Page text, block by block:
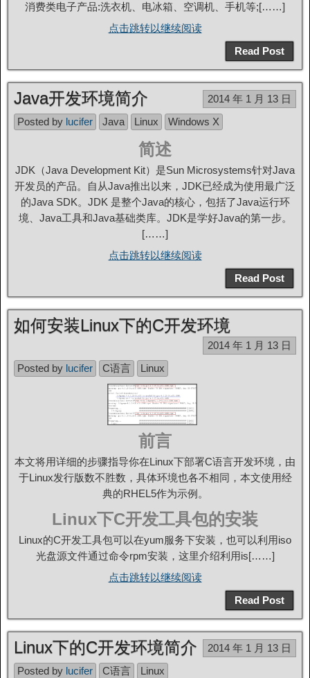
消费类电子产品:洗衣机、电冰箱、空调机、手机等;[……]
点击跳转以继续阅读
Read Post
Java开发环境简介
2014 年 1 月 13 日
Posted by lucifer Java Linux Windows X
简述
JDK（Java Development Kit）是Sun Microsystems针对Java
开发员的产品。自从Java推出以来，JDK已经成为使用最广泛
的Java SDK。JDK 是整个Java的核心，包括了Java运行环
境、Java工具和Java基础类库。JDK是学好Java的第一步。
[……]
点击跳转以继续阅读
Read Post
如何安装Linux下的C开发环境
2014 年 1 月 13 日
Posted by lucifer C语言 Linux
前言
本文将用详细的步骤指导你在Linux下部署C语言开发环境，由
于Linux发行版数不胜数，具体环境也各不相同，本文使用经
典的RHEL5作为示例。
Linux下C开发工具包的安装
Linux的C开发工具包可以在yum服务下安装，也可以利用iso
光盘源文件通过命令rpm安装，这里介绍利用is[……]
点击跳转以继续阅读
Read Post
Linux下的C开发环境简介
2014 年 1 月 13 日
Posted by lucifer C语言 Linux